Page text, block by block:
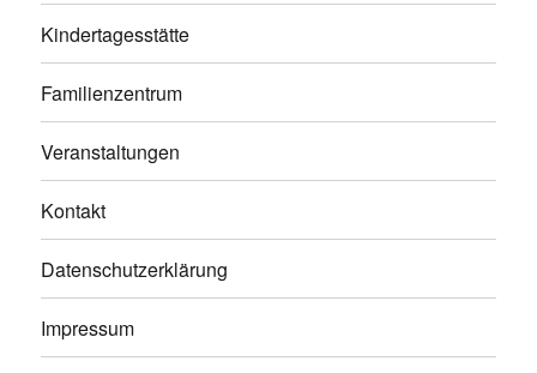
Kindertagesstätte
Familienzentrum
Veranstaltungen
Kontakt
Datenschutzerklärung
Impressum